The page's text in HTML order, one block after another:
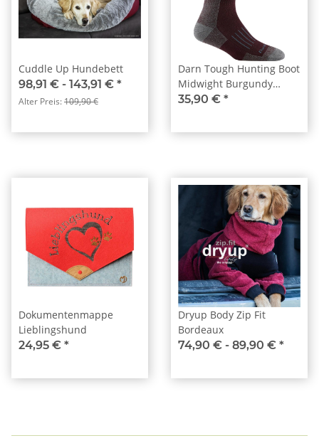
Cuddle Up Hundebett
98,91 € - 143,91 € *
Alter Preis:109,90 €
Darn Tough Hunting Boot
Midwight Burgundy
Damen
35,90 € *
Dokumentenmappe
Lieblingshund
24,95 € *
Dryup Body Zip Fit
Bordeaux
74,90 € - 89,90 € *